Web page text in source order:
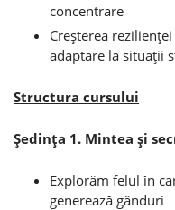
concentrare
Creşterea
adaptare la situaţii
Structura cursului
Şedinţa 1. Mintea şi
Explorăm felul în
generează gânduri